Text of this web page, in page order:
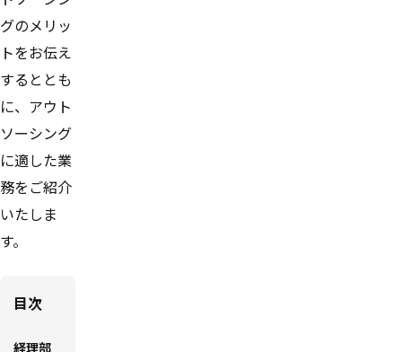
グのメリッ
トをお伝え
するととも
に、アウト
ソーシング
に適した業
務をご紹介
いたしま
す。
目次
経理部